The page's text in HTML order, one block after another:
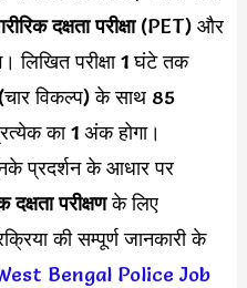
दक्षता परीक्षा (PET) और
परीक्षा 1 घंटे तक
विकल्प) के साथ 85
का 1 अंक होगा।
प्रदर्शन के आधार पर
दक्षता परीक्षणके लिए
की सम्पूर्ण जानकारी के
Bengal Police Job